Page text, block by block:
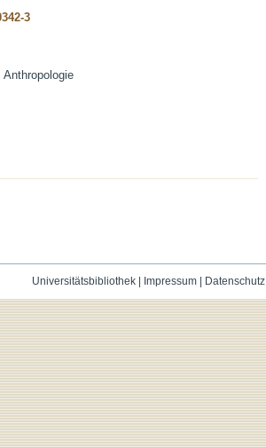
3
Universitätsbibliothek| Impressum| Datenschutz